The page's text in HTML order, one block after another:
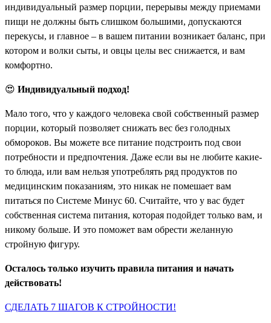
индивидуальный размер порции, перерывы между приемами
пищи не должны быть слишком большими, допускаются
перекусы, и главное – в вашем питании возникает баланс, при
котором и волки сыты, и овцы целы вес снижается, и вам
комфортно.
😍 Индивидуальный подход!
Мало того, что у каждого человека свой собственный размер
порции, который позволяет снижать вес без голодных
обмороков. Вы можете все питание подстроить под свои
потребности и предпочтения. Даже если вы не любите какие-
то блюда, или вам нельзя употреблять ряд продуктов по
медицинским показаниям, это никак не помешает вам
питаться по Системе Минус 60. Считайте, что у вас будет
собственная система питания, которая подойдет только вам, и
никому больше. И это поможет вам обрести желанную
стройную фигуру.
Осталось только изучить правила питания и начать
действовать!
СДЕЛАТЬ 7 ШАГОВ К СТРОЙНОСТИ!